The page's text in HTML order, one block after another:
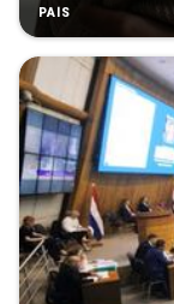
PAÍS